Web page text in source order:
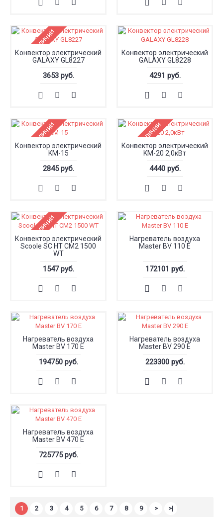
Нет в наличии
Конвектор электрический
GALAXY GL8227
3653 руб.
Конвектор электрический
GALAXY GL8228
4291 руб.
Нет в наличии
Конвектор электрический
KM-15
2845 руб.
Нет в наличии
Конвектор электрический
KM-20 2,0кВт
4440 руб.
Нет в наличии
Конвектор электрический
Scoole SC HT CM2 1500
WT
1547 руб.
Нагреватель воздуха
Master BV 110 E
172101 руб.
Нагреватель воздуха
Master BV 170 E
194750 руб.
Нагреватель воздуха
Master BV 290 E
223300 руб.
Нагреватель воздуха
Master BV 470 E
725775 руб.
1 2 3 4 5 6 7 8 9 > >|